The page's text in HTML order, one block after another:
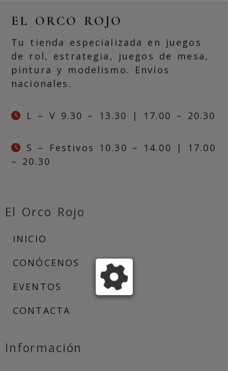
EL ORCO ROJO
Tu tienda especializada en juegos
de rol, estrategia, juegos de mesa,
pintura y modelismo. Envíos
nacionales.
L – V 9.30 – 13.30 | 17.00 – 20.30
S – Festivos 10.30 – 14.00 | 17.00
– 20.30
El Orco Rojo
INICIO
CONÓCENOS
EVENTOS
CONTACTA
Información